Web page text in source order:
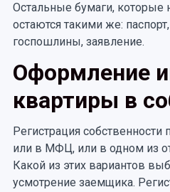
Остальные бумаги, которые
остаются такими же:
госпошлины, заявление.
Оформление
квартиры в
Регистрация собственности
или в МФЦ, или в одном из
Какой из этих вариантов
усмотрение заемщика.